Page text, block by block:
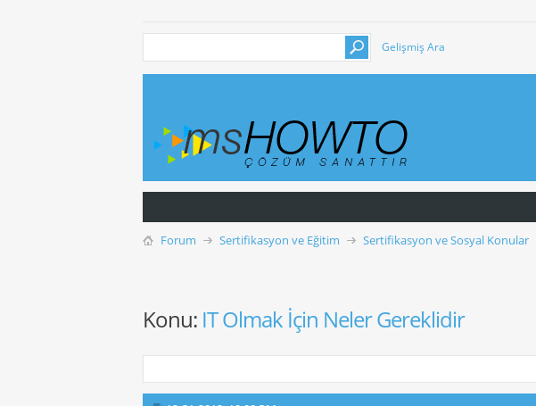
Gelişmiş Ara
Forum Sertifikasyon ve Eğitim Sertifikasyon ve Sosyal Konular
Konu: IT Olmak İçin Neler Gereklidir